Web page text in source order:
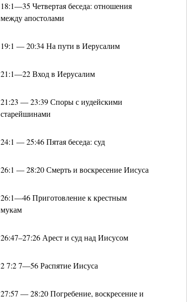
18:1—35 Четвертая беседа: отношения
между апостолами
19:1 — 20:34 На пути в Иерусалим
21:1—22 Вход в Иерусалим
21:23 — 23:39 Споры с иудейскими
старейшинами
24:1 — 25:46 Пятая беседа: суд
26:1 — 28:20 Смерть и воскресение Иисуса
26:1—46 Приготовление к крестным
мукам
26:47–27:26 Арест и суд над Иисусом
2 7:2 7—56 Распятие Иисуса
27:57 — 28:20 Погребение, воскресение и